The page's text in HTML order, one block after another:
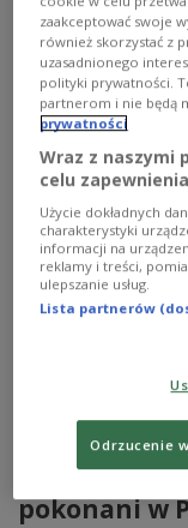
STRONA
Historyczne
pokonani w
zaakceptować swoje
również skorzystać z
uzasadnionego
polityki prywatności.
partnerom i nie będą
prywatności
Wraz z naszymi
celu
Użycie dokładnych
charakterystyki
informacji na
reklamy i treści,
ulepszanie usług.
Lista partnerów
Odrzucenie